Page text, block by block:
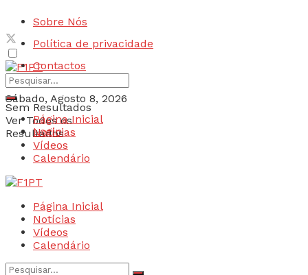
Sobre Nós
Política de privacidade
Contactos
Sábado, Agosto 8, 2026
Login
Sem Resultados
Ver Todos os
Resultados
Página Inicial
Notícias
Vídeos
Calendário
Página Inicial
Notícias
Vídeos
Calendário